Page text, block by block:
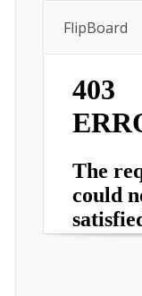
FlipBoard